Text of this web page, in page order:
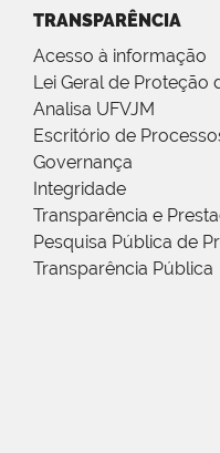
TRANSPARÊNCIA
Acesso à informação
Lei Geral de Proteção
Analisa UFVJM
Escritório de
Governança
Integridade
Transparência e
Pesquisa Pública de
Transparência Pública